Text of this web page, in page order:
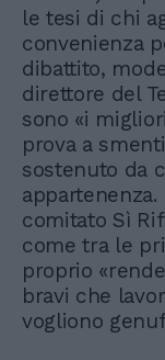
le tesi di chi
convenienza
dibattito,
direttore del
sono «i
prova a
sostenuto da
comitato Sì
come tra le
proprio
bravi che
vogliono